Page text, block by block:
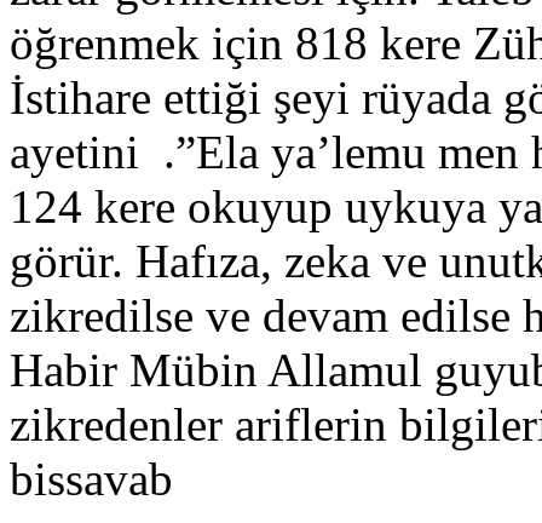
öğrenmek için 818 kere
İstihare ettiği şeyi rüyada
ayetini .”Ela ya’lemu
124 kere okuyup uykuya
görür. Hafıza, zeka ve
zikredilse ve devam edilse
Habir Mübin Allamul
zikredenler ariflerin
bissavab